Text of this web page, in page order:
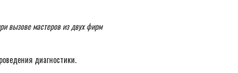
вызове мастеров из двух фирм
диагностики.